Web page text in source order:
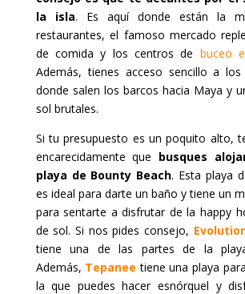
la isla. Es aquí donde están la
restaurantes, el famoso mercado
de comida y los centros de buceo
Además, tienes acceso sencillo a los
donde salen los barcos hacia Maya y
sol brutales.
Si tu presupuesto es un poquito alto,
encarecidamente que busques
playa de Bounty Beach. Esta playa
es ideal para darte un baño y tiene un
para sentarte a disfrutar de la happy
de sol. Si nos pides consejo,
tiene una de las partes de la
Además, Tepanee tiene una playa
la que puedes hacer esnórquel y